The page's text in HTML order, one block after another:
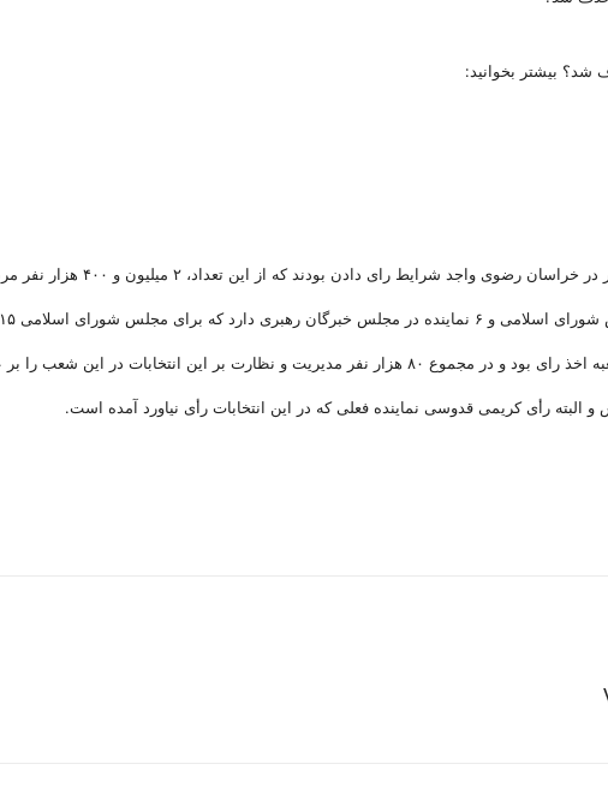
شد؟ بیشتر بخوانید:
و البته رأی کریمی قدوسی نماینده فعلی که در این انتخابات رأی نیاورد آمده است.